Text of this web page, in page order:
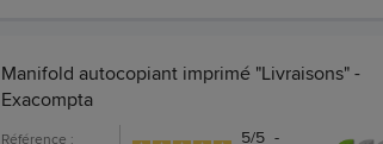
Manifold autocopiant imprimé "Livraisons" -
Exacompta
Référence : 5/5 -